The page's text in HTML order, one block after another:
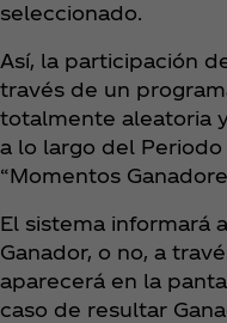
seleccionado.
Así, la participación
través de un
totalmente aleatoria
a lo largo del
“Momentos
El sistema informará
Ganador, o no, a
aparecerá en la
caso de resultar